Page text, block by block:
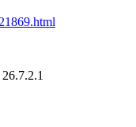
26.7.2.1